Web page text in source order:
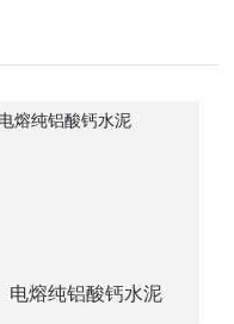
电熔纯铝酸钙水泥